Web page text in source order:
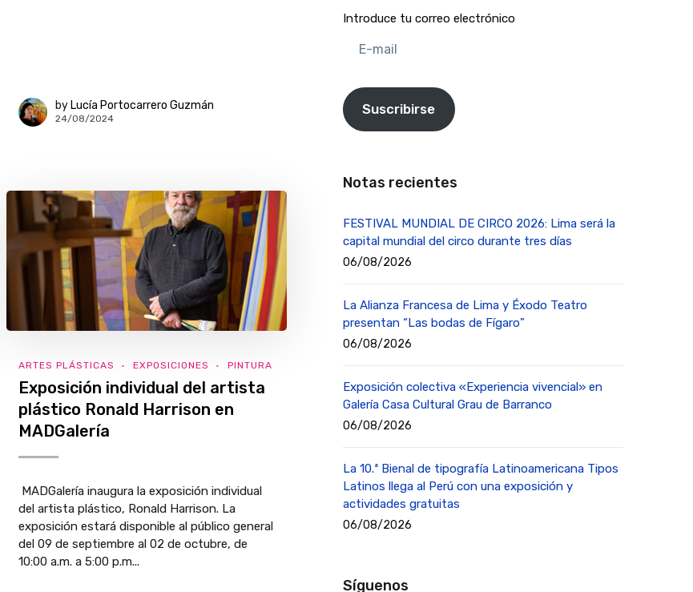
by Lucía Portocarrero Guzmán
24/08/2024
ARTES PLÁSTICAS EXPOSICIONES PINTURA
Exposición individual del artista
plástico Ronald Harrison en
MADGalería
MADGalería inaugura la exposición individual
del artista plástico, Ronald Harrison. La
exposición estará disponible al público general
del 09 de septiembre al 02 de octubre, de
10:00 a.m. a 5:00 p.m...
Introduce tu correo electrónico
mail
Suscribirse
Notas recientes
FESTIVAL MUNDIAL DE CIRCO 2026: Lima será la
capital mundial del circo durante tres días
06/08/2026
La Alianza Francesa de Lima y Éxodo Teatro
presentan “Las bodas de Fígaro”
06/08/2026
Exposición colectiva «Experiencia vivencial» en
Galería Casa Cultural Grau de Barranco
06/08/2026
La 10.ª Bienal de tipografía Latinoamericana Tipos
Latinos llega al Perú con una exposición y
actividades gratuitas
06/08/2026
Síguenos